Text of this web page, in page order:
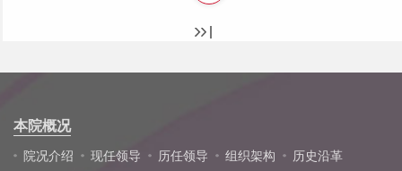
本院概况
院况介绍 现任领导 历任领导 组织架构
历史沿革